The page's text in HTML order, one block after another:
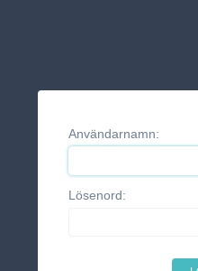
Användarnamn:
Lösenord: